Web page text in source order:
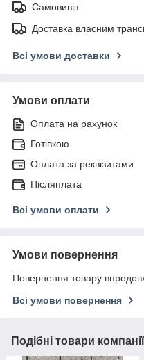
Самовивіз
Доставка власним
Всі умови доставки
Умови оплати
Оплата на рахунок
Готівкою
Оплата за реквізитами
Післяплата
Всі умови оплати
Умови повернення
Повернення товару
Всі умови повернення
Подібні товари компанії